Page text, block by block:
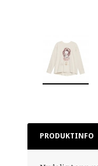
PRODUKTINFO